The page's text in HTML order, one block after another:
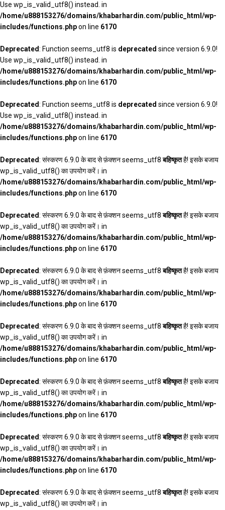
Use wp_is_valid_utf8() instead. in
/home/u888153276/domains/khabarhardin.com/public_html/wp-
includes/functions.phpon line 6170
Deprecated: Function seems_utf8 is deprecated since version 6.9.0!
Use wp_is_valid_utf8() instead. in
/home/u888153276/domains/khabarhardin.com/public_html/wp-
includes/functions.phpon line 6170
Deprecated: Function seems_utf8 is deprecated since version 6.9.0!
Use wp_is_valid_utf8() instead. in
/home/u888153276/domains/khabarhardin.com/public_html/wp-
includes/functions.phpon line 6170
Deprecated: संस्करण 6.9.0 के बाद से फ़ंक्शन seems_utf8बहिष्कृतहै! इसके बजाय
wp_is_valid_utf8() का उपयोग करें। in
/home/u888153276/domains/khabarhardin.com/public_html/wp-
includes/functions.phpon line 6170
Deprecated: संस्करण 6.9.0 के बाद से फ़ंक्शन seems_utf8बहिष्कृतहै! इसके बजाय
wp_is_valid_utf8() का उपयोग करें। in
/home/u888153276/domains/khabarhardin.com/public_html/wp-
includes/functions.phpon line 6170
Deprecated: संस्करण 6.9.0 के बाद से फ़ंक्शन seems_utf8बहिष्कृतहै! इसके बजाय
wp_is_valid_utf8() का उपयोग करें। in
/home/u888153276/domains/khabarhardin.com/public_html/wp-
includes/functions.phpon line 6170
Deprecated: संस्करण 6.9.0 के बाद से फ़ंक्शन seems_utf8बहिष्कृतहै! इसके बजाय
wp_is_valid_utf8() का उपयोग करें। in
/home/u888153276/domains/khabarhardin.com/public_html/wp-
includes/functions.phpon line 6170
Deprecated: संस्करण 6.9.0 के बाद से फ़ंक्शन seems_utf8बहिष्कृतहै! इसके बजाय
wp_is_valid_utf8() का उपयोग करें। in
/home/u888153276/domains/khabarhardin.com/public_html/wp-
includes/functions.phpon line 6170
Deprecated: संस्करण 6.9.0 के बाद से फ़ंक्शन seems_utf8बहिष्कृतहै! इसके बजाय
wp_is_valid_utf8() का उपयोग करें। in
/home/u888153276/domains/khabarhardin.com/public_html/wp-
includes/functions.phpon line 6170
Deprecated: संस्करण 6.9.0 के बाद से फ़ंक्शन seems_utf8बहिष्कृतहै! इसके बजाय
wp_is_valid_utf8() का उपयोग करें। in